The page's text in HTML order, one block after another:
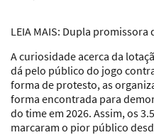
LEIA MAIS: Dupla promissora
A curiosidade acerca da
dá pelo público do jogo
forma de protesto, as
forma encontrada para
do time em 2026. Assim, os
marcaram o pior público